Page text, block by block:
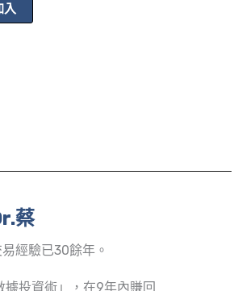
入
蔡
經驗已30餘年。
投資術」，在9年內賺回